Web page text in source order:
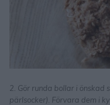
2. Gör runda bollar i önskad
pärlsocker). Förvara dem i